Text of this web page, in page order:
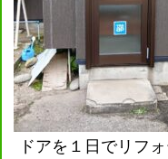
ドアを１日でリフ